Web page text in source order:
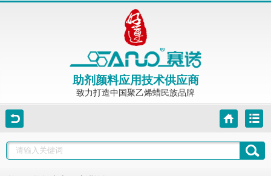
助剂颜料应用技术供应商
致力打造中国聚乙烯蜡民族品牌